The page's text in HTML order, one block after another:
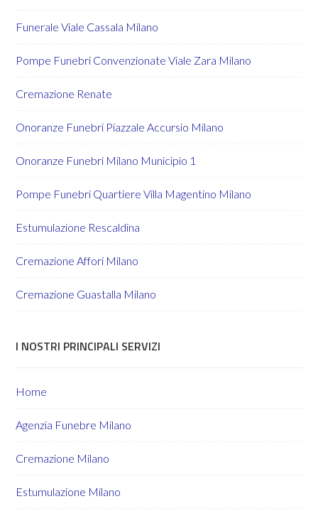
Funerale Viale Cassala Milano
Pompe Funebri Convenzionate Viale Zara Milano
Cremazione Renate
Onoranze Funebri Piazzale Accursio Milano
Onoranze Funebri Milano Municipio 1
Pompe Funebri Quartiere Villa Magentino Milano
Estumulazione Rescaldina
Cremazione Affori Milano
Cremazione Guastalla Milano
I NOSTRI PRINCIPALI SERVIZI
Home
Agenzia Funebre Milano
Cremazione Milano
Estumulazione Milano